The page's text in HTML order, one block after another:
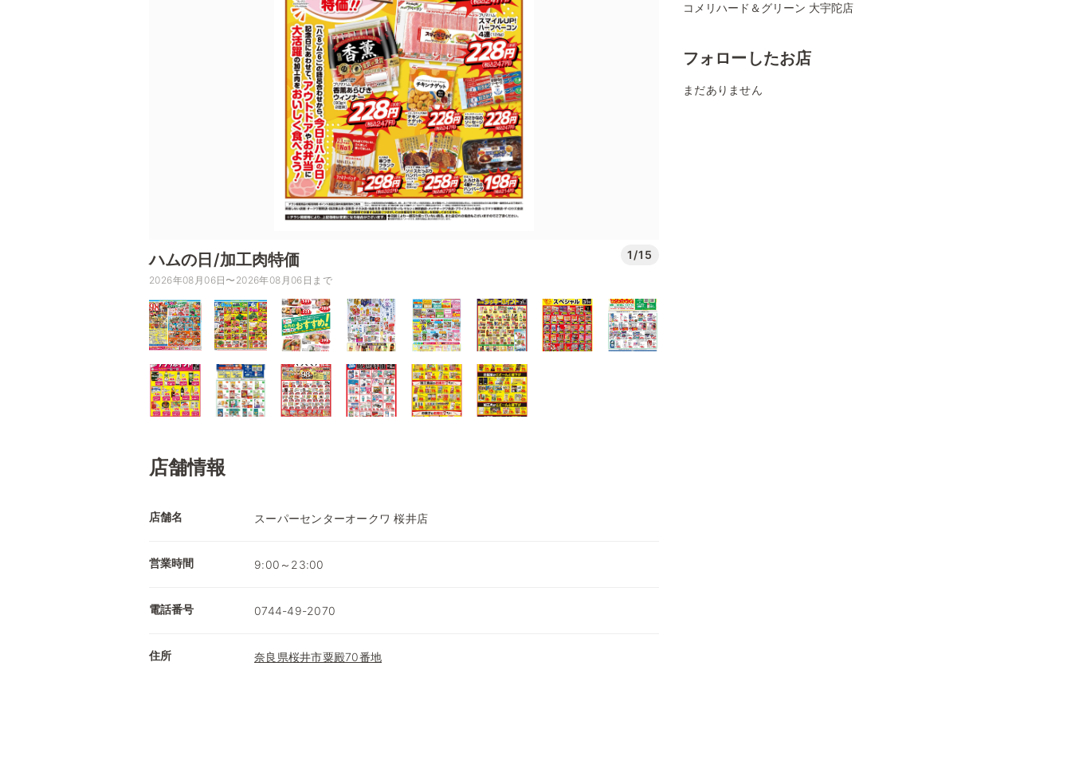
ハムの日/加工肉特価 1/15
2026年08月06日〜2026年08月06日まで
店舗情報
店舗名 スーパーセンターオークワ 桜井店
営業時間 9:00～23:00
電話番号 0744-49-2070
住所 奈良県桜井市粟殿70番地
コメリハード＆グリーン 大宇陀店
フォローしたお店
まだありません